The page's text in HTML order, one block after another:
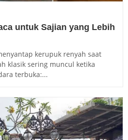
untuk Sajian yang Lebih
kerupuk renyah saat
klasik sering muncul ketika
terbuka:...